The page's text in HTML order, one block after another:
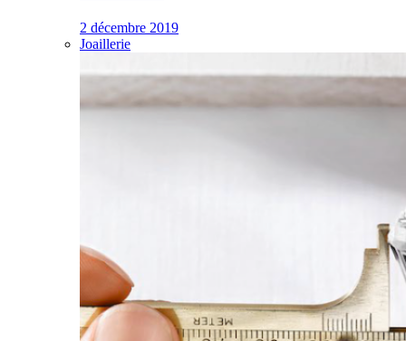
2 décembre 2019
Joaillerie